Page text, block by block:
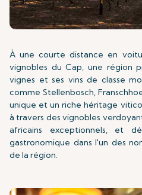
À une courte distance en
vignobles du Cap, une région
vignes et ses vins de classe
comme Stellenbosch,
unique et un riche héritage
à travers des vignobles
africains exceptionnels, et
gastronomique dans l'un des
de la région.